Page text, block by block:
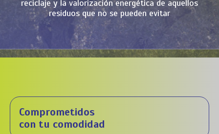
reciclaje y la valorización energética de aquellos
residuos que no se pueden evitar
Comprometidos
con tu comodidad